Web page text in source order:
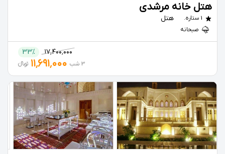
هتل خانه مرشدی
1 ستاره. هتل
صبحانه
۱۷٬۴۰۰٬۰۰۰ 33%
3 شب ۱۱٬۶۹۱٬۰۰۰ تومانءءء